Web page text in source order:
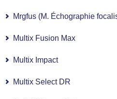
Mrgfus (M. Échographie
Multix Fusion Max
Multix Impact
Multix Select DR